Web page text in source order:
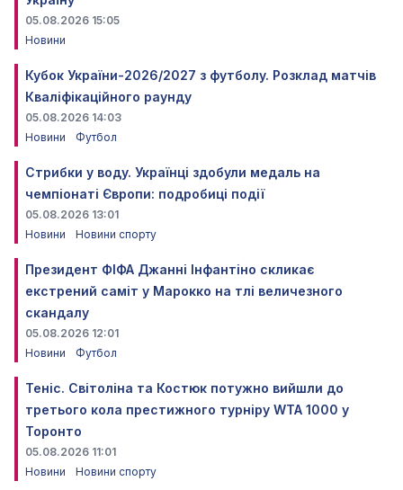
05.08.2026 15:05
Новини
Кубок України-2026/2027 з футболу. Розклад матчів
Кваліфікаційного раунду
05.08.2026 14:03
Новини
Футбол
Стрибки у воду. Українці здобули медаль на
чемпіонаті Європи: подробиці події
05.08.2026 13:01
Новини
Новини спорту
Президент ФІФА Джанні Інфантіно скликає
екстрений саміт у Марокко на тлі величезного
скандалу
05.08.2026 12:01
Новини
Футбол
Теніс. Світоліна та Костюк потужно вийшли до
третього кола престижного турніру WTA 1000 у
Торонто
05.08.2026 11:01
Новини
Новини спорту